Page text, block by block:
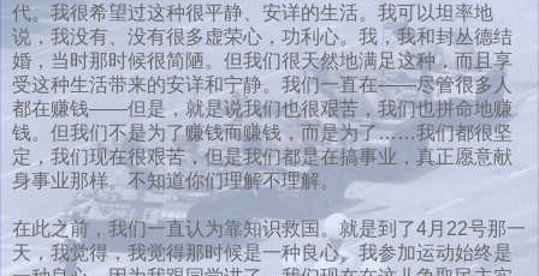
代。我很希望过这种很平静、安详的生活。我可以坦率地
说，我没有、没有很多虚荣心，功利心。我，我和封丛德结
婚，当时那时候很简陋。但我们很天然地满足这种，而且享
受这种生活带来的安详和宁静。我们一直在——尽管很多人
都在赚钱——但是，就是说我们也很艰苦，我们也拼命地赚
钱。但我们不是为了赚钱而赚钱，而是为了……我们都很坚
定，我们现在很艰苦，但是我们都是在搞事业，真正愿意献
身事业那样。不知道你们理解不理解。
在此之前，我们一直认为靠知识救国。就是到了4月22号那一
天，我觉得，我觉得那时候是一种良心。我参加运动始终是